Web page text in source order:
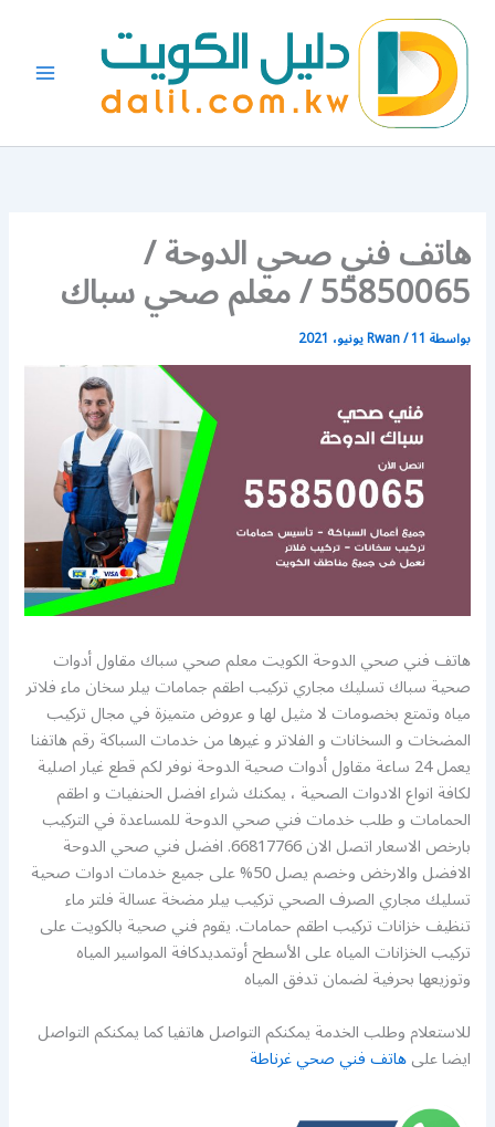
المحتوى
هاتف فني صحي الدوحة /
55850065 / معلم صحي سباك
بواسطة Rwan/11 يونيو، 2021
هاتف فني صحي الدوحة الكويت معلم صحي سباك مقاول أدوات
صحية سباك تسليك مجاري تركيب اطقم جمامات بيلر سخان ماء فلاتر
مياه وتمتع بخصومات لا مثيل لها و عروض متميزة في مجال تركيب
المضخات و السخانات و الفلاتر و غيرها من خدمات السباكة رقم هاتفنا
يعمل 24 ساعة مقاول أدوات صحية الدوحة نوفر لكم قطع غيار اصلية
لكافة انواع الادوات الصحية ، يمكنك شراء افضل الحنفيات و اطقم
الحمامات و طلب خدمات فني صحي الدوحة للمساعدة في التركيب
بارخص الاسعار اتصل الان 66817766. افضل فني صحي الدوحة
الافضل والارخض وخصم يصل 50% على جميع خدمات ادوات صحية
تسليك مجاري الصرف الصحي تركيب بيلر مضخة عسالة فلتر ماء
تنظيف خزانات تركيب اطقم حمامات. يقوم فني صحية بالكويت على
تركيب الخزانات المياه على الأسطح أوتمديدكافة المواسير المياه
وتوزيعها بحرفية لضمان تدفق المياه
للاستعلام وطلب الخدمة يمكنكم التواصل هاتفيا كما يمكنكم التواصل
ايضا علىهاتف فني صحي غرناطة